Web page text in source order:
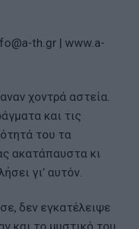
th.gr | www.a-
χοντρά αστεία.
και τις
του τα
ακατάπαυστα κι
γι’ αυτόν.
δεν εγκατέλειψε